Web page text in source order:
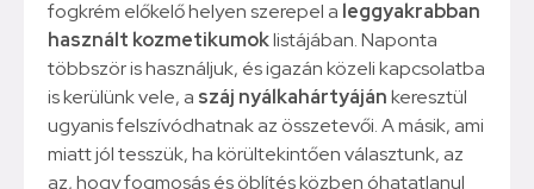
fogkrém előkelő helyen szerepel a leggyakrabban
használt kozmetikumoklistájában. Naponta
többször is használjuk, és igazán közeli kapcsolatba
is kerülünk vele, a száj nyálkahártyájánkeresztül
ugyanis felszívódhatnak az összetevői. A másik, ami
miatt jól tesszük, ha körültekintően választunk, az
az, hogy fogmosás és öblítés közben óhatatlanul